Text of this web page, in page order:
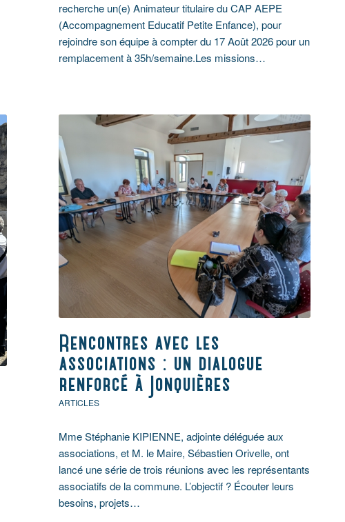
recherche un(e) Animateur titulaire du CAP AEPE
(Accompagnement Educatif Petite Enfance), pour
rejoindre son équipe à compter du 17 Août 2026 pour un
remplacement à 35h/semaine.Les missions…
Rencontres avec les
associations : un dialogue
renforcé à Jonquières
ARTICLES
Mme Stéphanie KIPIENNE, adjointe déléguée aux
associations, et M. le Maire, Sébastien Orivelle, ont
lancé une série de trois réunions avec les représentants
associatifs de la commune. L’objectif ? Écouter leurs
besoins, projets…